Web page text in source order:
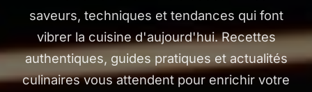
saveurs, techniques et tendances qui font
vibrer la cuisine d'aujourd'hui. Recettes
authentiques, guides pratiques et actualités
culinaires vous attendent pour enrichir votre